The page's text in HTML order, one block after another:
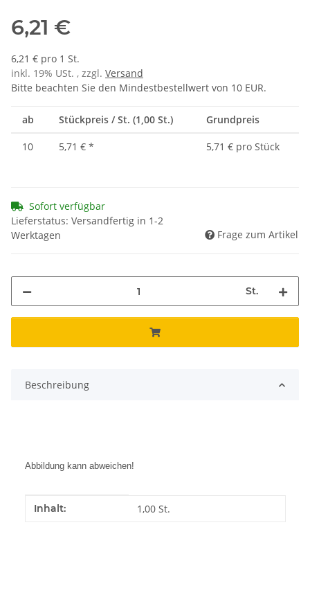
6,21 €
6,21 € pro 1 St.
inkl. 19% USt. , zzgl. Versand
Bitte beachten Sie den Mindestbestellwert von 10 EUR.
ab Stückpreis / St. (1,00 St.) Grundpreis
10 5,71 € * 5,71 € pro Stück
Sofort verfügbar
Lieferstatus: Versandfertig in 1-2
Werktagen
Frage zum Artikel
St.
Beschreibung
Abbildung kann abweichen!
Produkteigenschaft
Wert
Inhalt: 1,00 St.